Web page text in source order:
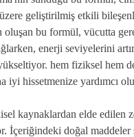
geliştirilmiş etkili
oluşan bu formül, vücutta
enerji seviyelerini
hem fiziksel hem
iyi hissetmenize yardımcı
kaynaklardan elde edilen
İçeriğindeki doğal maddeler